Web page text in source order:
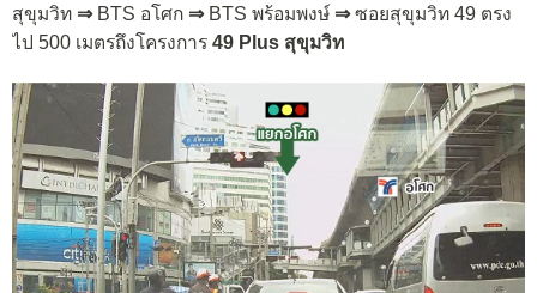
สุขุมวิท ⇒ BTS อโศก ⇒ BTS พร้อมพงษ์ ⇒ซอยสุขุมวิท 49 ตรง
ไป 500 เมตรถึงโครงการ 49 Plus สุขุมวิท